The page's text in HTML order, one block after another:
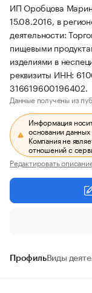
ИП Оробцова
15.08.2016, в
деятельности:
пищевыми
изделиями в
реквизиты ИНН:
316619600196402.
Данные получены из
Информация
основании данных
Компания не
отношений с
Редактировать
ПрофильВиды